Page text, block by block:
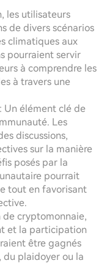
les utilisateurs
de divers scénarios
climatiques aux
pourraient servir
à comprendre les
à travers une
: Un élément clé de
Les
discussions,
sur la manière
posés par la
pourrait
tout en favorisant
de cryptomonnaie,
et la participation
être gagnés
du plaidoyer ou la